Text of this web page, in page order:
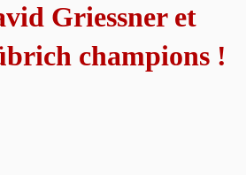
Griessner et
champions !